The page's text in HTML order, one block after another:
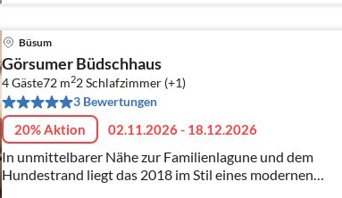
Büsum
Görsumer Büdschhaus
4 Gäste72 m22Schlafzimmer (+1)
3 Bewertungen
20% Aktion 02.11.2026 - 18.12.2026
In unmittelbarer Nähe zur Familienlagune und dem
Hundestrand liegt das 2018 im Stil eines modernen
Beach Houses errichtete Endreihenhaus mit kleinem